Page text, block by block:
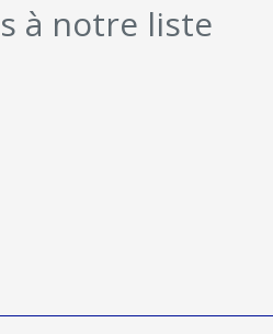
à notre liste